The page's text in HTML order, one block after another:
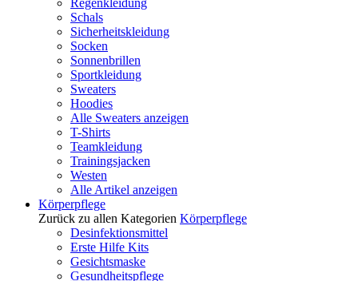
Regenkleidung
Schals
Sicherheitskleidung
Socken
Sonnenbrillen
Sportkleidung
Sweaters
Hoodies
Alle Sweaters anzeigen
T-Shirts
Teamkleidung
Trainingsjacken
Westen
Alle Artikel anzeigen
Körperpflege
Zurück zu allen Kategorien Körperpflege
Desinfektionsmittel
Erste Hilfe Kits
Gesichtsmaske
Gesundheitspflege